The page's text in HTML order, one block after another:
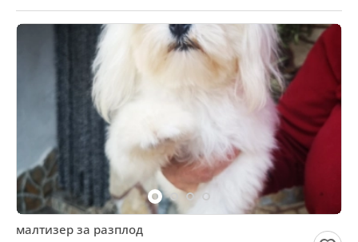
малтизер за разплод